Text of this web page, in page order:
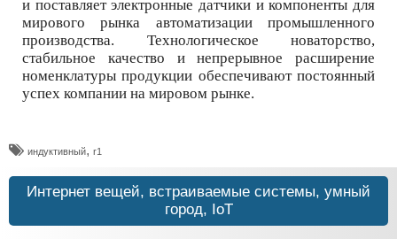
и поставляет электронные датчики и компоненты для
мирового рынка автоматизации промышленного
производства. Технологическое новаторство,
стабильное качество и непрерывное расширение
номенклатуры продукции обеспечивают постоянный
успех компании на мировом рынке.
индуктивный, r1
Интернет вещей, встраиваемые системы, умный
город, IoT